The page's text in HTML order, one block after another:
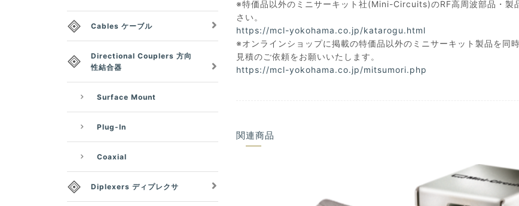
※特価品以外のミニサーキット社(Mini-Circuits)のRF高周波部品・製
さい。
https://mcl-yokohama.co.jp/katarogu.html
※オンラインショップに掲載の特価品以外のミニサーキット製品を同
見積のご依頼をお願いいたします。
https://mcl-yokohama.co.jp/mitsumori.php
関連商品
Cables ケーブル
Directional Couplers 方向
性結合器
Surface Mount
Plug-In
Coaxial
Diplexers ディプレクサ